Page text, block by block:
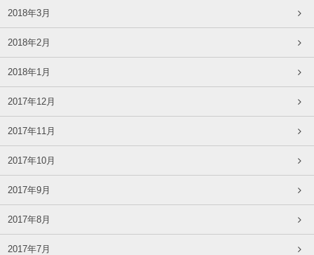
2018年3月
2018年2月
2018年1月
2017年12月
2017年11月
2017年10月
2017年9月
2017年8月
2017年7月